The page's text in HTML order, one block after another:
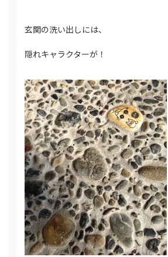
玄関の洗い出しには、
隠れキャラクターが！